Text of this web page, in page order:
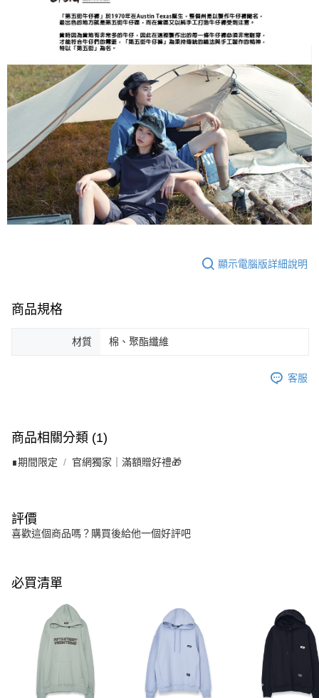
顯示電腦版詳細說明
商品規格
材質 棉、聚酯纖維
客服
商品相關分類 (1)
∎期間限定 官網獨家｜滿額贈好禮🎁
評價
喜歡這個商品嗎？購買後給他一個好評吧
必買清單